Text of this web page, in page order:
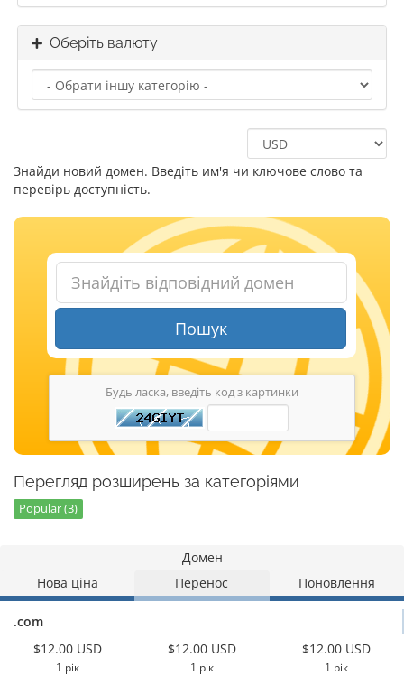
Оберіть валюту
Знайди новий домен. Введіть им'я чи ключове слово та
перевірь доступність.
Пошук
Будь ласка, введіть код з картинки
Перегляд розширень за категоріями
Popular (3)
Домен
Нова ціна
Перенос Поновлення
.com
$12.00 USD
1 рік
$12.00 USD
1 рік
$12.00 USD
1 рік